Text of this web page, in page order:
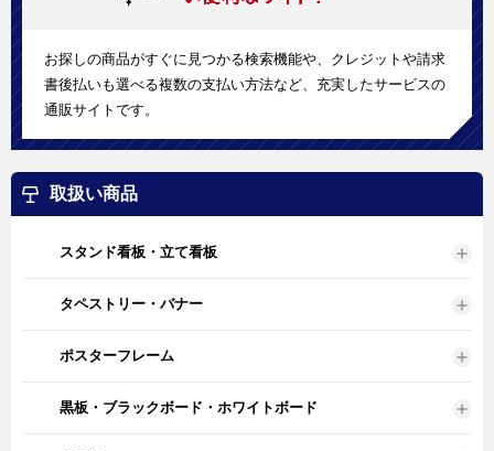
お探しの商品がすぐに見つかる検索機能や、クレジットや請求
書後払いも選べる複数の支払い方法など、充実したサービスの
通販サイトです。
取扱い商品
スタンド看板・立て看板
タペストリー・バナー
ポスターフレーム
黒板・ブラックボード・ホワイトボード